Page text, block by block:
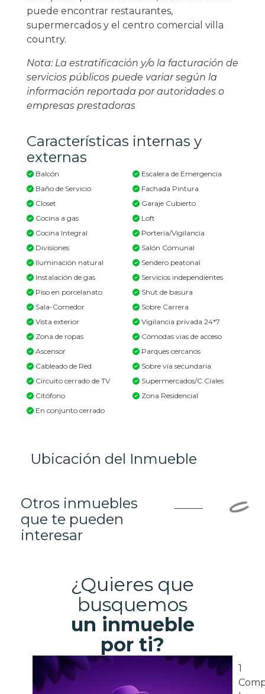
puede encontrar restaurantes,
supermercados y el centro comercial villa
country.
Nota: La estratificación y/o la facturación de
servicios públicos puede variar según la
información reportada por autoridades o
empresas prestadoras
Características internas y
externas
Balcón
Baño de Servicio
Closet
Cocina a gas
Cocina Integral
Divisiones
Iluminación natural
Instalación de gas
Piso en porcelanato
Sala-Comedor
Vista exterior
Zona de ropas
Ascensor
Cableado de Red
Circuito cerrado de TV
Citófono
En conjunto cerrado
Escalera de Emergencia
Fachada Pintura
Garaje Cubierto
Loft
Portería/Vigilancia
Salón Comunal
Sendero peatonal
Servicios independientes
Shut de basura
Sobre Carrera
Vigilancia privada 24*7
Cómodas vias de acceso
Parques cercanos
Sobre vía secundaria
Supermercados/C.Ciales
Zona Residencial
Ubicación del Inmueble
Otros inmuebles
que te pueden
interesar
¿Quieres que
busquemos
un inmueble
por ti?
1